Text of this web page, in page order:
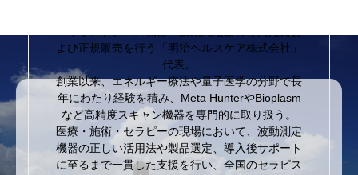
よび正規販売を行う「明治ヘルスケア株式会社」
代表。
創業以来、エネルギー療法や量子医学の分野で長
年にわたり経験を積み、Meta HunterやBioplasm
など高精度スキャン機器を専門的に取り扱う。
医療・施術・セラピーの現場において、波動測定
機器の正しい活用法や製品選定、導入後サポート
に至るまで一貫した支援を行い、全国のセラピス